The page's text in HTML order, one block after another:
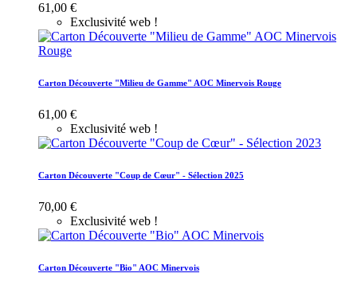
61,00 €
Exclusivité web !
Carton Découverte "Milieu de Gamme" AOC Minervois Rouge
61,00 €
Exclusivité web !
Carton Découverte "Coup de Cœur" - Sélection 2025
70,00 €
Exclusivité web !
Carton Découverte "Bio" AOC Minervois